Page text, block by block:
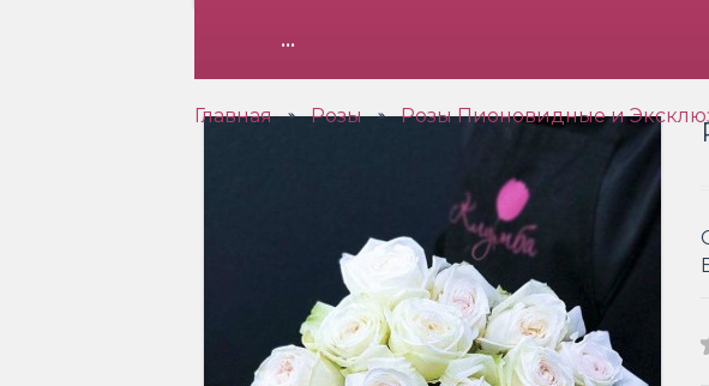
•••
Главная » Розы » Розы Пионовидные и